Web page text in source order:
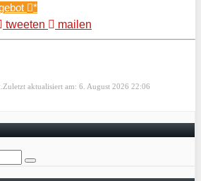
*
tweeten mailen
Zuletzt aktualisiert am: 6. August 2026 22:06